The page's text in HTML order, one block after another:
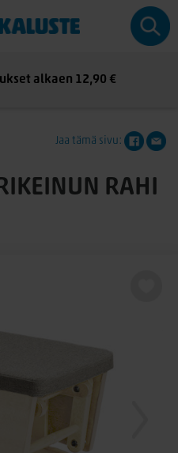
alkaen 12,90 €
Jaa tämä sivu:
RAHI